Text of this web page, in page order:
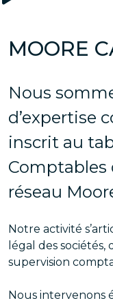
MOORE
Nous
d’expertise
inscrit au
réseau
Notre activité
légal des sociétés,
supervision
Nous intervenons